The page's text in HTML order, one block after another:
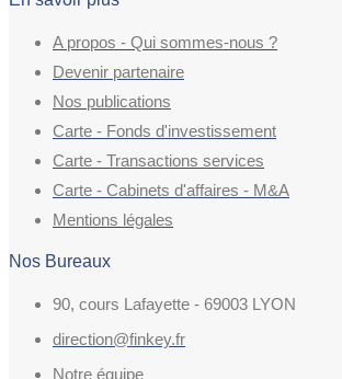
A propos - Qui sommes-nous ?
Devenir partenaire
Nos publications
Carte - Fonds d'investissement
Carte - Transactions services
Carte - Cabinets d'affaires - M&A
Mentions légales
Nos Bureaux
90, cours Lafayette - 69003 LYON
direction@finkey.fr
Notre équipe